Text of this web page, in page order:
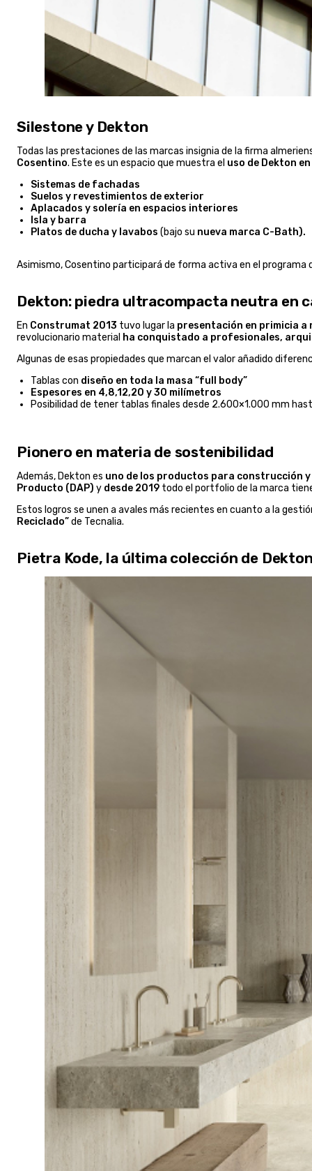
Silestone y Dekton
Todas las prestaciones de las marcas insignia de la firma
Cosentino. Este es un espacio que muestra el uso de Dekton
Sistemas de fachadas
Suelos y revestimientos de exterior
Aplacados y solería en espacios interiores
Isla y barra
Platos de ducha y lavabos (bajo su nueva marca C-Bath).
Asimismo, Cosentino participará de forma activa en el
Dekton: piedra ultracompacta neutra en
En Construmat 2013 tuvo lugar la presentación en primicia a
revolucionario material ha conquistado a profesionales,
Algunas de esas propiedades que marcan el valor añadido
Tablas con diseño en toda la masa “full body”
Espesores en 4,8,12,20 y 30 milímetros
Posibilidad de tener tablas finales desde 2.600×1.000 mm
Pionero en materia de sostenibilidad
Además, Dekton es uno de los productos para construcción
Producto (DAP) y desde 2019 todo el portfolio de la marca
Estos logros se unen a avales más recientes en cuanto a la
Reciclado”de Tecnalia.
Pietra Kode, la última colección de